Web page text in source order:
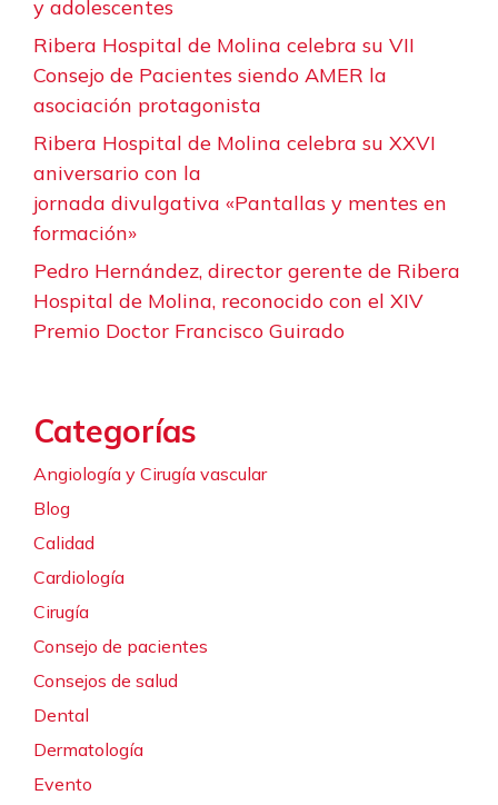
y adolescentes
Ribera Hospital de Molina celebra su VII
Consejo de Pacientes siendo AMER la
asociación protagonista
Ribera Hospital de Molina celebra su XXVI
aniversario con la
jornada divulgativa «Pantallas y mentes en
formación»
Pedro Hernández, director gerente de Ribera
Hospital de Molina, reconocido con el XIV
Premio Doctor Francisco Guirado
Categorías
Angiología y Cirugía vascular
Blog
Calidad
Cardiología
Cirugía
Consejo de pacientes
Consejos de salud
Dental
Dermatología
Evento